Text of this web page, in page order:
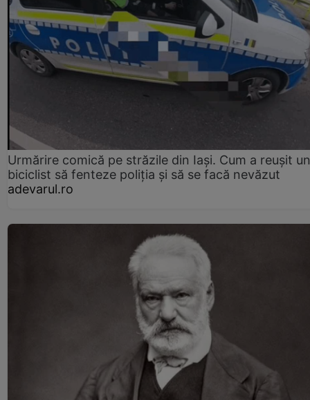
Urmărire comică pe străzile din Iași. Cum a reușit un
biciclist să fenteze poliția și să se facă nevăzut
adevarul.ro